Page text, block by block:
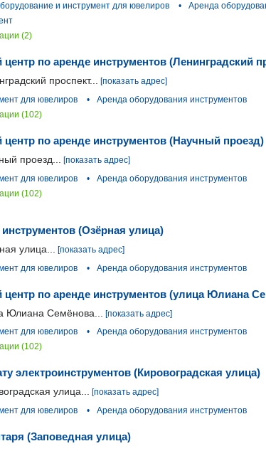
и инструмент для ювелиров •
Аренда
(2)
по аренде инструментов (Ленинградский
проспект... [показать адрес]
для ювелиров •
Аренда оборудования инструментов
(102)
по аренде инструментов (Научный проезд)
проезд...
[показать адрес]
для ювелиров •
Аренда оборудования инструментов
(102)
(Озёрная улица)
улица...
[показать адрес]
для ювелиров • Аренда оборудования инструментов
по аренде инструментов (улица Юлиана
Юлиана Семёнова...
[показать адрес]
для ювелиров •
Аренда оборудования инструментов
(102)
электроинструментов (Кировоградская улица)
улица... [показать адрес]
для ювелиров • Аренда оборудования инструментов
(Заповедная улица)